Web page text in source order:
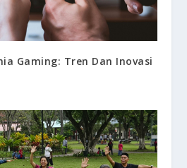
Gaming: Tren Dan Inovasi